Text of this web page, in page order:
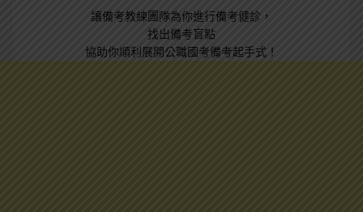
讓備考教練團隊為你進行備考健診，
找出備考盲點
協助你順利展開公職國考備考起手式！